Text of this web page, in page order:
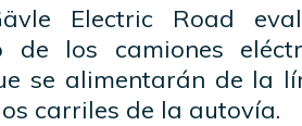
Electric Road
de los camiones
se alimentarán de la
carriles de la autovía.